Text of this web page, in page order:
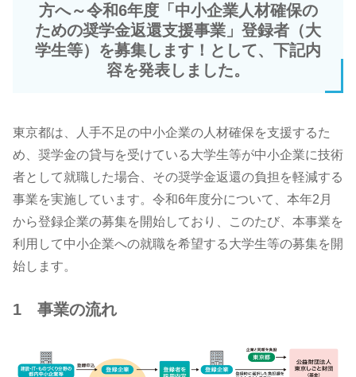
方へ～令和6年度「中小企業人材確保の
ための奨学金返還支援事業」登録者（大
学生等）を募集します！として、下記内
容を発表しました。
東京都は、人手不足の中小企業の人材確保を支援するた
め、奨学金の貸与を受けている大学生等が中小企業に技術
者として就職した場合、その奨学金返還の負担を軽減する
事業を実施しています。令和6年度分について、本年2月
から登録企業の募集を開始しており、このたび、本事業を
利用して中小企業への就職を希望する大学生等の募集を開
始します。
1 事業の流れ